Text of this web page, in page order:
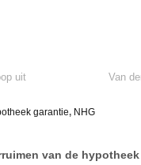
uit Van
garantie, NHG
van de